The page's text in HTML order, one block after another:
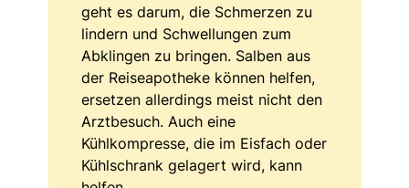
geht es darum, die Schmerzen zu
lindern und Schwellungen zum
Abklingen zu bringen. Salben aus
der Reiseapotheke können helfen,
ersetzen allerdings meist nicht den
Arztbesuch. Auch eine
Kühlkompresse, die im Eisfach oder
Kühlschrank gelagert wird, kann